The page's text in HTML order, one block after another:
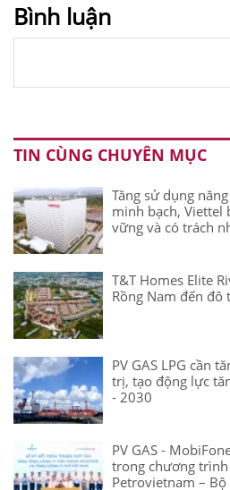
Bình luận
TIN CÙNG CHUYÊN MỤC
Tăng sử dụng
minh bạch, Viettel
vững và có trách
T&T Homes Elite
Rồng Nam đến
PV GAS LPG cần
trị, tạo động lực
- 2030
PV GAS -
trong chương
Petrovietnam – Bộ